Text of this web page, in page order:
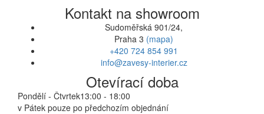
Kontakt na showroom
Sudoměřská 901/24,
Praha 3 (mapa)
+420 724 854 991
info@zavesy-interier.cz
Otevírací doba
Pondělí - Čtvrtek13:00 - 18:00
v Pátek pouze po předchozím objednání